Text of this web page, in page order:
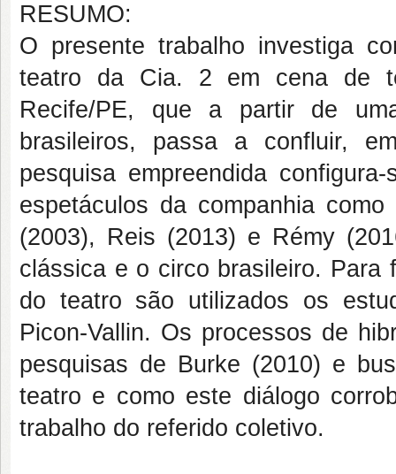
RESUMO:
O presente trabalho investiga
teatro da Cia. 2 em cena de
Recife/PE, que a partir de
brasileiros, passa a confluir,
pesquisa empreendida
espetáculos da companhia
(2003), Reis (2013) e Rémy
clássica e o circo brasileiro. Para
do teatro são utilizados os
Picon-Vallin. Os processos de
pesquisas de Burke (2010) e
teatro e como este diálogo
trabalho do referido coletivo.